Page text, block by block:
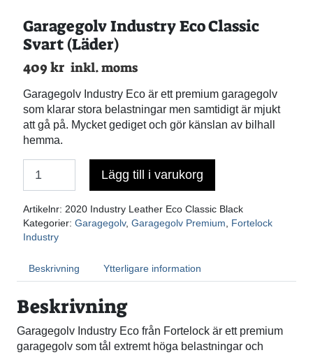
Garagegolv Industry Eco Classic
Svart (Läder)
409 kr inkl. moms
Garagegolv Industry Eco är ett premium garagegolv
som klarar stora belastningar men samtidigt är mjukt
att gå på. Mycket gediget och gör känslan av bilhall
hemma.
Lägg till i varukorg
Artikelnr: 2020 Industry Leather Eco Classic Black
Kategorier: Garagegolv, Garagegolv Premium
Fortelock
Industry
Beskrivning Ytterligare information
Beskrivning
Garagegolv Industry Eco från Fortelock är ett premium
garagegolv som tål extremt höga belastningar och